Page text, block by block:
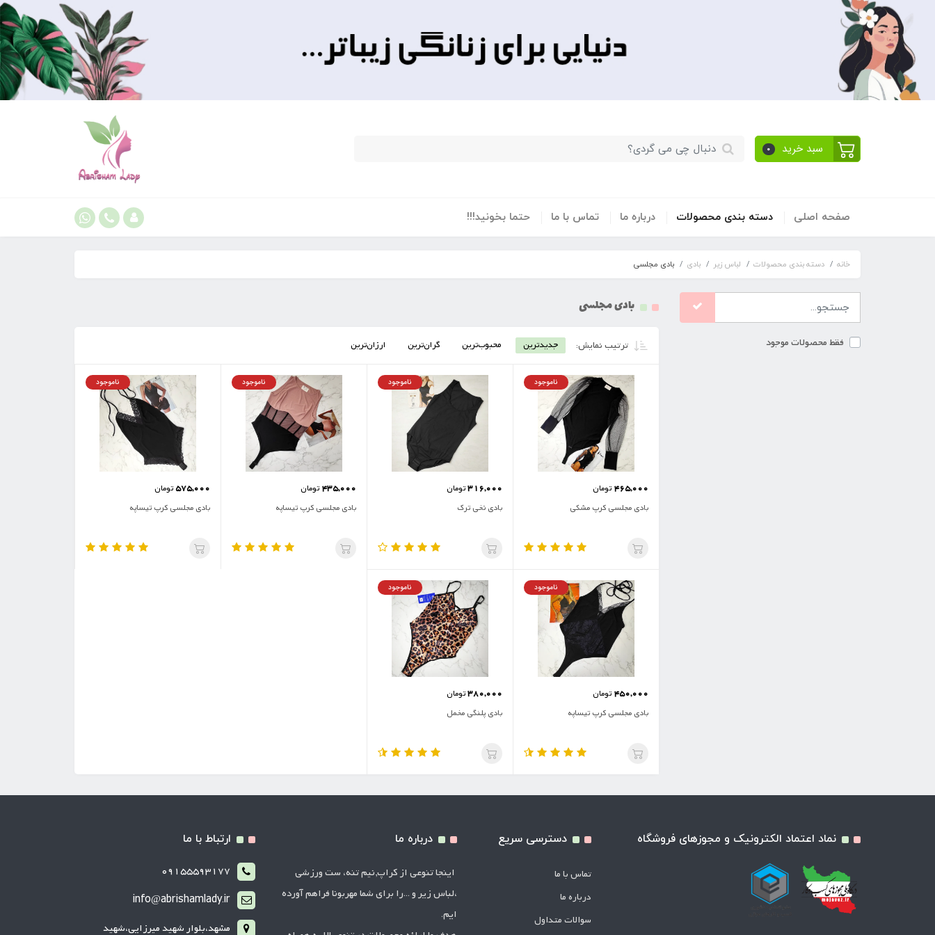
سبد خرید 0
صفحه اصلی دسته بندی محصولات ​درباره ما تماس با ما حتما بخونید!!!
خانه دسته بندی محصولات لباس زیر بادی بادی مجلسی
فقط محصولات موجود
بادی مجلسی
ترتیب نمایش: جدیدترین محبوب‌ترین گران‌ترین ارزان‌ترین
465,000 تومان
ناموجود
بادی مجلسی کرپ مشکی
316,000تومان
ناموجود
بادی نخی ترک
435,000 تومان
ناموجود
بادی مجلسی کرپ تیساپه
575,000تومان
ناموجود
بادی مجلسی کرپ تیساپه
450,000 تومان
ناموجود
بادی مجلسی کرپ تیساپه
380,000تومان
ناموجود
بادی پلنگی مخمل
نماد اعتماد الکترونیک و مجوزهای فروشگاه دسترسی سریع
تماس با ما
درباره ما
سوالات متداول
درباره ما
اینجا تنوعی از کراپ,نیم تنه، ست ورزشی
،لباس زیر و ...را برای شما مهربونا فراهم آورده
ایم.
ارتباط با ما
09155593177
info@abrishamlady.ir
مشهد،بلوار شهید میرزایی،شهید